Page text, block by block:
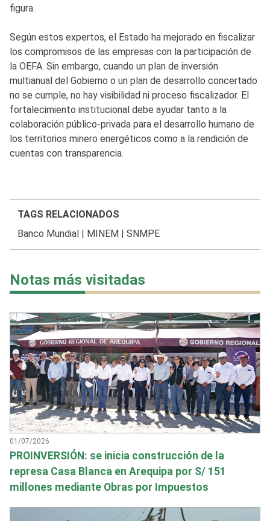
figura.
Según estos expertos, el Estado ha mejorado en fiscalizar
los compromisos de las empresas con la participación de
la OEFA. Sin embargo, cuando un plan de inversión
multianual del Gobierno o un plan de desarrollo concertado
no se cumple, no hay visibilidad ni proceso fiscalizador. El
fortalecimiento institucional debe ayudar tanto a la
colaboración público-privada para el desarrollo humano de
los territorios minero energéticos como a la rendición de
cuentas con transparencia.
TAGS RELACIONADOS
Banco Mundial
MINEM SNMPE
Notas más visitadas
01/07/2026
PROINVERSIÓN: se inicia construcción de la
represa Casa Blanca en Arequipa por S/ 151
millones mediante Obras por Impuestos